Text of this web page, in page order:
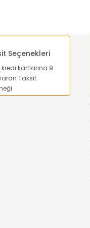
Seçenekleri
kredi kartlarına 9
Taksit